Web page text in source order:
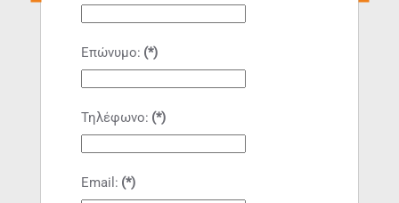
Επώνυμο: (*)
Τηλέφωνο: (*)
Email: (*)